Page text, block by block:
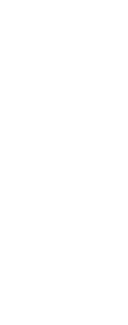
den 15
att du är borta.
bara några